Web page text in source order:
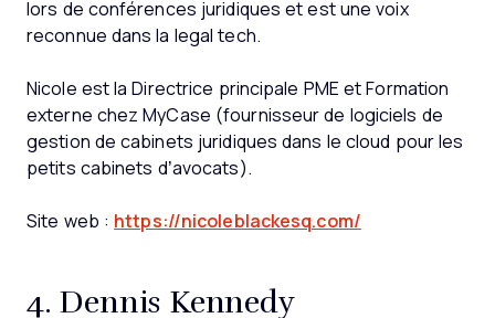
lors de conférences juridiques et est une voix
reconnue dans la legal tech.
Nicole est la Directrice principale PME et Formation
externe chez MyCase (fournisseur de logiciels de
gestion de cabinets juridiques dans le cloud pour les
petits cabinets d’avocats).
Site web : https://nicoleblackesq.com/
4. Dennis Kennedy